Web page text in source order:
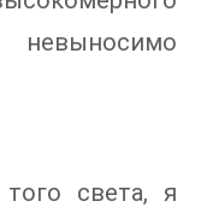
света, я